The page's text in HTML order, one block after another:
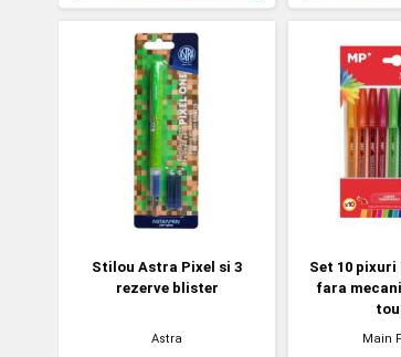
Stilou Astra Pixel si 3
rezerve blister
Astra
Set 10 pixuri
fara
Main